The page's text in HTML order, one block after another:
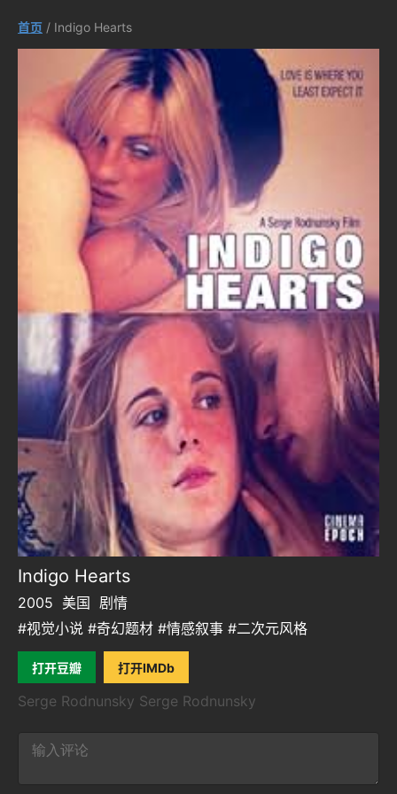
首页 / Indigo Hearts
Indigo Hearts
2005 美国 剧情
#视觉小说 #奇幻题材 #情感叙事 #二次元风格
打开豆瓣 打开IMDb
Serge Rodnunsky Serge Rodnunsky